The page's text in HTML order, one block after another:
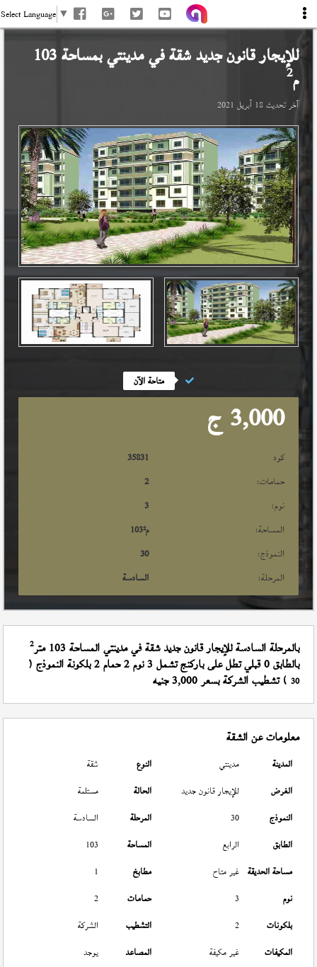
Select Language ▼
للإيجار قانون جديد شقة فيمدينتي بمساحة 103
م2
آخر تحديث18 أبريل 2021
متاحة الآن
3,000 ج
كود
35831
حمامات:
2
نوم:
3
المساحة:
103م²
النموذج:
30
المرحلة:
السادسة
بالمرحلة السادسة للإيجار قانون جديد شقة في مدينتي المساحة 103 متر 2
بالطابق 0 قبلي تطل على باركنج تشمل 3 نوم 2 حمام 2 بلكونة النموذج (
30 ) تشطيب الشركة بسعر 3,000 جنيه
معلومات عن الشقة
المدينة مدينتي النوع
شقة
الغرض
للإيجار قانون جديد الحالة
مستلمة
النموذج
30 المرحلة
السادسة
الطابق
الرابع المساحة
103
مساحة الحديقة غير متاح مطابخ
1
نوم
3 حمامات
2
بلكونات
2 التشطيب
الشركة
المكيفات
غير مكيفة المصاعد يوجد